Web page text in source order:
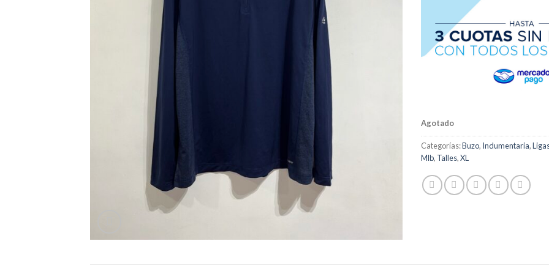
Agotado
Categorías:Buzo, Indumentaria,
Mlb, Talles,XL